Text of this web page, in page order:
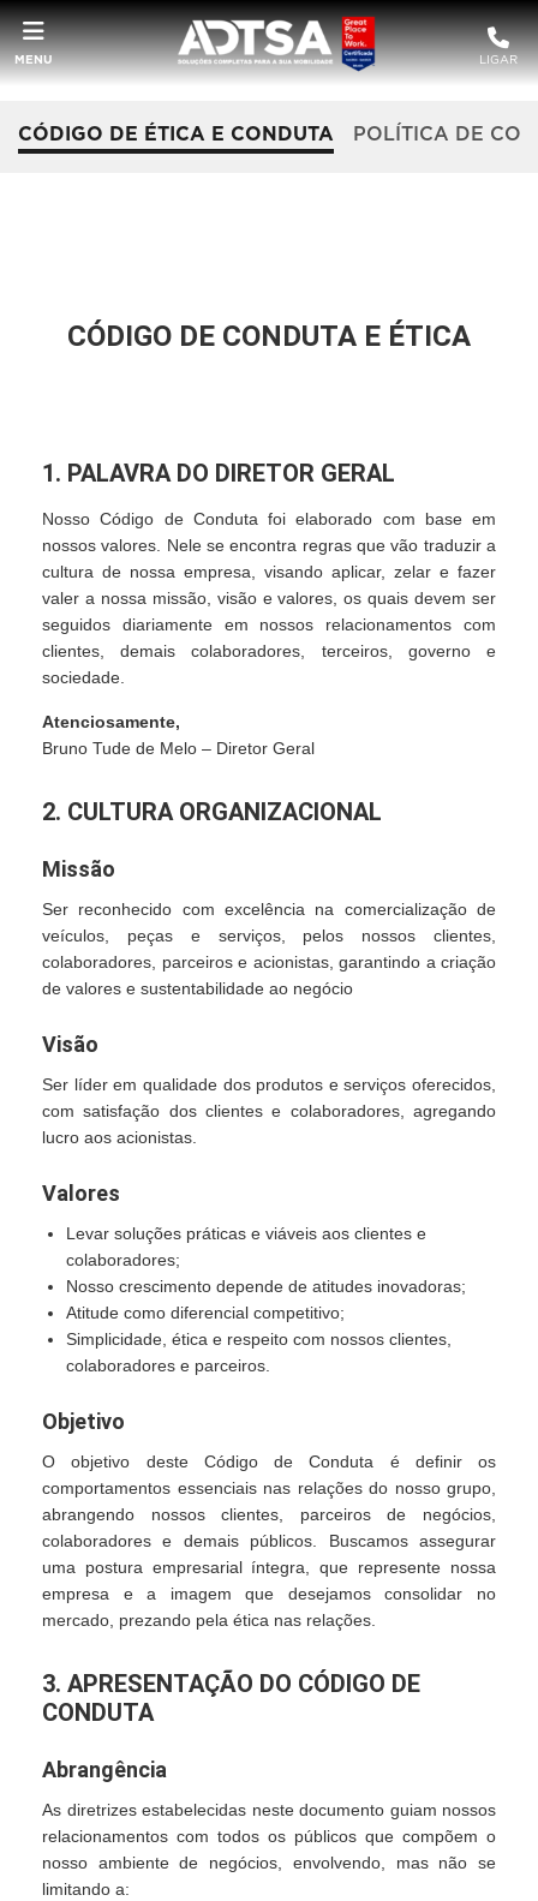
MENU LIGAR
POLÍTICA DE
CÓDIGO DE ÉTICA E CONDUTA
CÓDIGO DE CONDUTA E ÉTICA
1. PALAVRA DO DIRETOR GERAL
Nosso Código de Conduta foi elaborado com base em
nossos valores. Nele se encontra regras que vão traduzir a
cultura de nossa empresa, visando aplicar, zelar e fazer
valer a nossa missão, visão e valores, os quais devem ser
seguidos diariamente em nossos relacionamentos com
clientes, demais colaboradores, terceiros, governo e
sociedade.
Atenciosamente,
Bruno Tude de Melo – Diretor Geral
2. CULTURA ORGANIZACIONAL
Missão
Ser reconhecido com excelência na comercialização de
veículos, peças e serviços, pelos nossos clientes,
colaboradores, parceiros e acionistas, garantindo a criação
de valores e sustentabilidade ao negócio
Visão
Ser líder em qualidade dos produtos e serviços oferecidos,
com satisfação dos clientes e colaboradores, agregando
lucro aos acionistas.
Valores
Levar soluções práticas e viáveis aos clientes e
colaboradores;
Nosso crescimento depende de atitudes inovadoras;
Atitude como diferencial competitivo;
Simplicidade, ética e respeito com nossos clientes,
colaboradores e parceiros.
Objetivo
O objetivo deste Código de Conduta é definir os
comportamentos essenciais nas relações do nosso grupo,
abrangendo nossos clientes, parceiros de negócios,
colaboradores e demais públicos. Buscamos assegurar
uma postura empresarial íntegra, que represente nossa
empresa e a imagem que desejamos consolidar no
mercado, prezando pela ética nas relações.
3. APRESENTAÇÃO DO CÓDIGO DE
CONDUTA
Abrangência
As diretrizes estabelecidas neste documento guiam nossos
relacionamentos com todos os públicos que compõem o
nosso ambiente de negócios, envolvendo, mas não se
limitando a: